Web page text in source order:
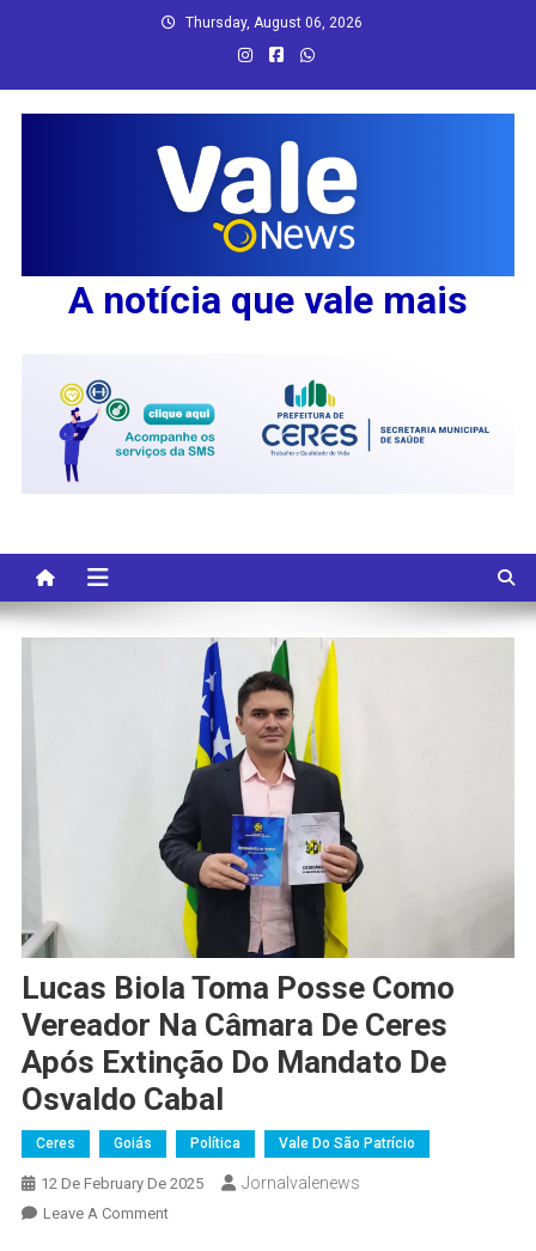
Thursday, August 06, 2026
A notícia que vale mais
Lucas Biola Toma Posse Como
Vereador Na Câmara De Ceres
Após Extinção Do Mandato De
Osvaldo Cabal
Ceres Goiás Política Vale Do São Patrício
12 De February De 2025 Jornalvalenews
Leave A CommentOn